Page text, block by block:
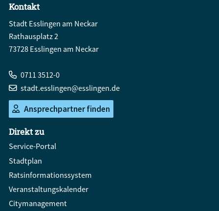
Kontakt
Stadt Esslingen am Neckar
Rathausplatz 2
73728 Esslingen am Neckar
0711 3512-0
stadt.esslingen@esslingen.de
Ansprechpartner finden
Direkt zu
Service-Portal
Stadtplan
Ratsinformationssystem
Veranstaltungskalender
Citymanagement